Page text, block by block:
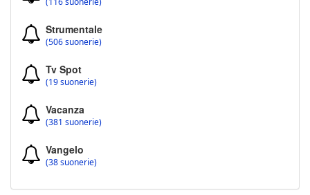
Strumentale
(506 suonerie)
Tv Spot
(19 suonerie)
Vacanza
(381 suonerie)
Vangelo
(38 suonerie)